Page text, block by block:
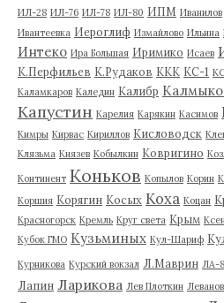
ИЛ-28 ИЛ-76 ИЛ-78 ИЛ-80 ИПМ Иванилов
Ивантеевка Иероглиф Измайлово Ильина
Интеко Ира Большая Иримико Исаев
К.Перфильев К.Рудаков ККК КС-1
Каламкаров Каледин Калибр
Капустин Карелия Карякин Касимов
Кимры Кирвас Кириллов Кисловодск
Клязьма Князев Кобылкин Ковригино
Континент Коньков Копылов Корин
Коршия Корягин Косых Коха Коцан
Красногорск Кремль Круг света Крым
Кубок ГМО Кузьминых Кул-Шариф
Курникова Курский вокзал Л.Маврин ЛА-8
Лапин Ларикова Лев Плоткин Леванов